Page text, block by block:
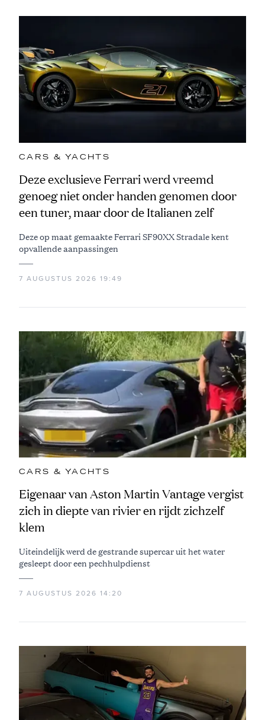
CARS & YACHTS
Deze exclusieve Ferrari werd vreemd
genoeg niet onder handen genomen door
een tuner, maar door de Italianen zelf
Deze op maat gemaakte Ferrari SF90XX Stradale kent
opvallende aanpassingen
7 AUGUSTUS 2026 19:49
CARS & YACHTS
Eigenaar van Aston Martin Vantage vergist
zich in diepte van rivier en rijdt zichzelf
klem
Uiteindelijk werd de gestrande supercar uit het water
gesleept door een pechhulpdienst
7 AUGUSTUS 2026 14:20